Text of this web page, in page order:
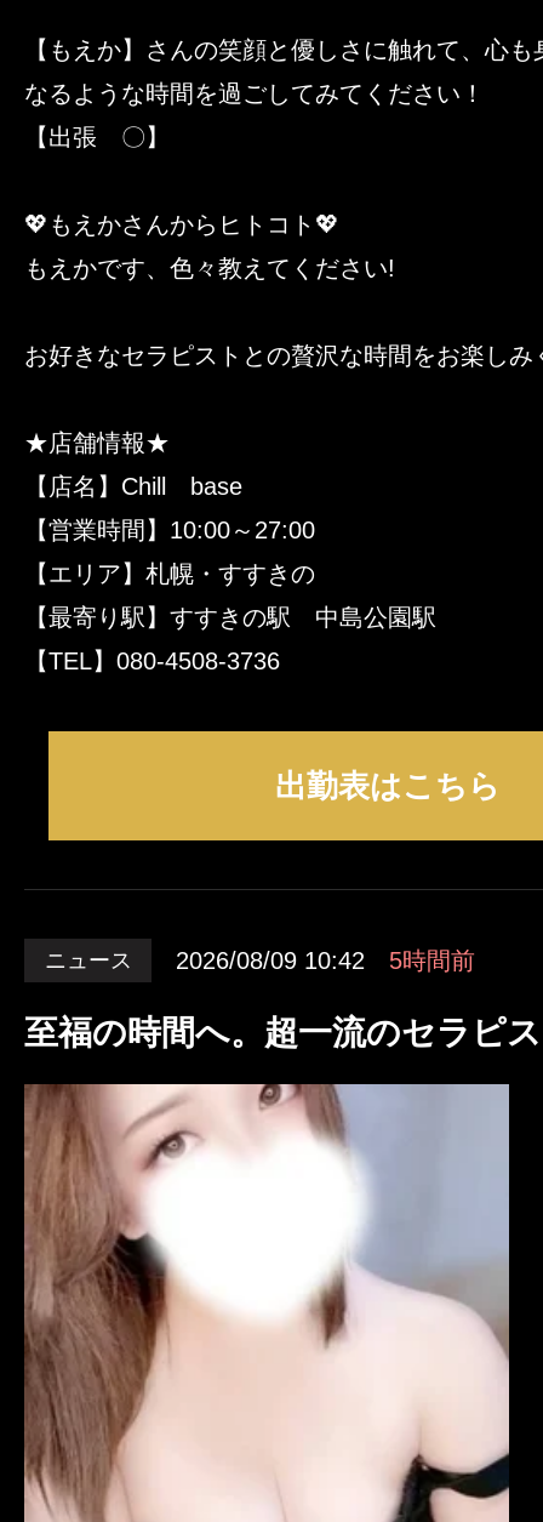
【もえか】さんの笑顔と優しさに触れて、心
なるような時間を過ごしてみてください！
【出張 〇】
💖もえかさんからヒトコト💖
もえかです、色々教えてください!
お好きなセラピストとの贅沢な時間をお楽しみ
★店舗情報★
【店名】Chill base
【営業時間】10:00～27:00
【エリア】札幌・すすきの
【最寄り駅】すすきの駅 中島公園駅
【TEL】080-4508-3736
出勤表はこちら
ニュース 2026/08/09 10:42 5時間前
至福の時間へ。超一流のセラピ